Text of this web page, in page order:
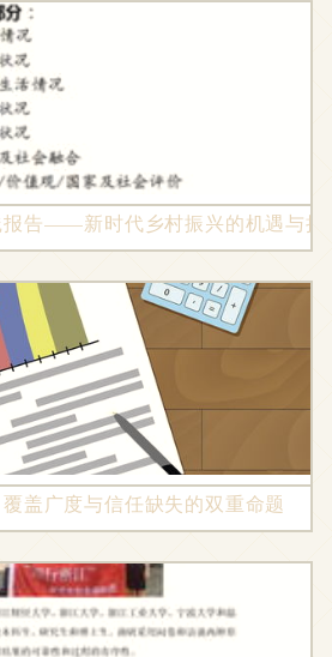
报告——新时代乡村振兴的机遇与挑
盖广度与信任缺失的双重命题